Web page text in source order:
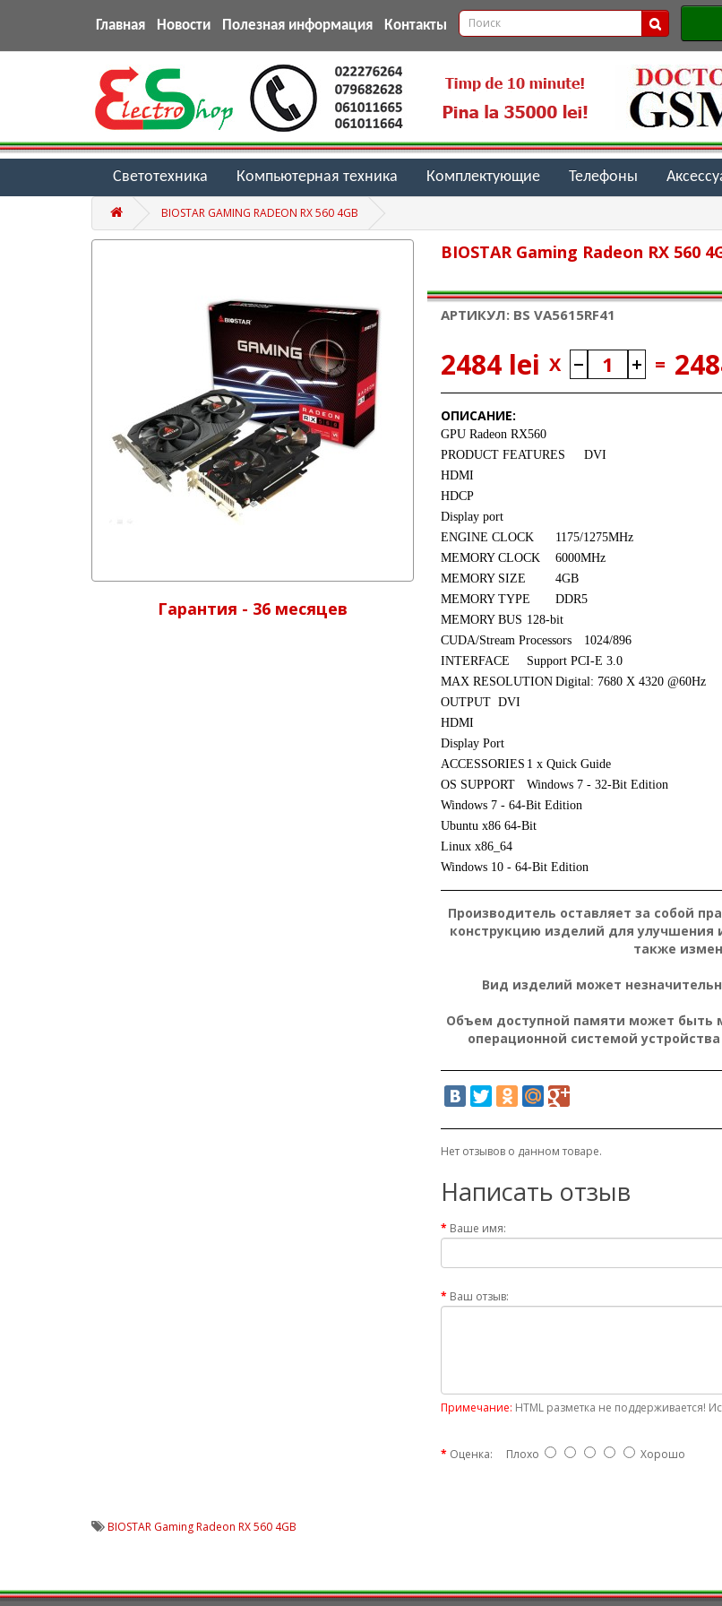
Главная Новости Полезная информация Контакты
Светотехника Компьютерная техника Комплектующие Телефоны
BIOSTAR GAMING RADEON RX 560 4GB
Гарантия - 36 месяцев
BIOSTAR Gaming Radeon RX 560
АРТИКУЛ: BS VA5615RF41
2484 lei X =
ОПИСАНИЕ:
GPU Radeon RX560
PRODUCT FEATURES
DVI
HDMI
HDCP
Display port
ENGINE CLOCK
1175/1275MHz
MEMORY CLOCK
6000MHz
MEMORY SIZE
4GB
MEMORY TYPE
DDR5
MEMORY BUS 128-bit
CUDA/Stream Processors
1024/896
INTERFACE
Support PCI-E 3.0
MAX RESOLUTION Digital: 7680 X 4320 @60Hz
OUTPUT DVI
HDMI
Display Port
ACCESSORIES 1 x Quick Guide
OS SUPPORT
Windows 7 - 32-Bit Edition
Windows 7 - 64-Bit Edition
Ubuntu x86 64-Bit
Linux x86_64
Windows 10 - 64-Bit Edition
Производитель оставляет за собой
конструкцию изделий для улучшения
также
Вид изделий может
Объем доступной памяти может быть
операционной системой
Нет отзывов о данном товаре.
Написать отзыв
Ваше имя:
Ваш отзыв:
Примечание: HTML разметка не поддерживается!
Оценка: Плохо Хорошо
BIOSTAR Gaming Radeon RX 560 4GB